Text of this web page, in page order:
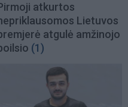
atkurtos
Lietuvos
atgulė amžinojo
(1)